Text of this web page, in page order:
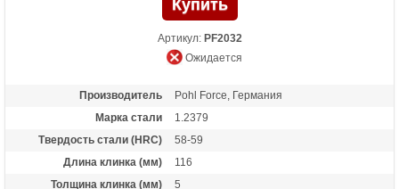
Артикул: PF2032
Ожидается
Производитель
Pohl Force, Германия
Марка стали
1.2379
Твердость стали (HRC)
58-59
Длина клинка (мм)
116
Толщина клинка (мм)
5